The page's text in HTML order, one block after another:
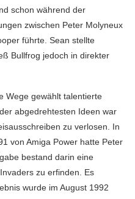
schon während der
zwischen Peter Molyneux
führte. Sean stellte
Bullfrog jedoch in direkter
Wege gewählt talentierte
abgedrehtesten Ideen war
zu verlosen. In
von Amiga Power hatte Peter
bestand darin eine
zu erfinden. Es
wurde im August 1992